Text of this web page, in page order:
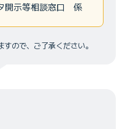
開示等相談窓口 係
ので、ご了承ください。